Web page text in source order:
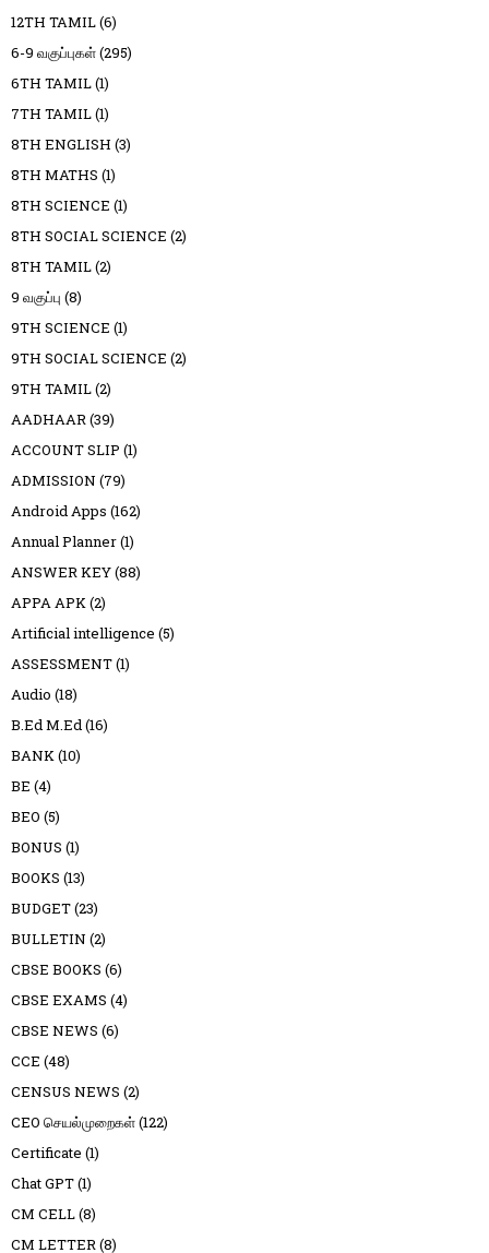
12TH TAMIL(6)
6-9 வகுப்புகள்(295)
6TH TAMIL(1)
7TH TAMIL(1)
8TH ENGLISH (3)
8TH MATHS (1)
8TH SCIENCE (1)
8TH SOCIAL SCIENCE (2)
8TH TAMIL(2)
9 வகுப்பு (8)
9TH SCIENCE (1)
9TH SOCIAL SCIENCE (2)
9TH TAMIL(2)
AADHAAR(39)
ACCOUNT SLIP (1)
ADMISSION (79)
Android Apps (162)
Annual Planner(1)
ANSWER KEY(88)
APPA APK(2)
Artificial intelligence (5)
ASSESSMENT(1)
Audio (18)
B.Ed M.Ed(16)
BANK(10)
BE (4)
BEO (5)
BONUS (1)
BOOKS (13)
BUDGET(23)
BULLETIN (2)
CBSE BOOKS (6)
CBSE EXAMS (4)
CBSE NEWS (6)
CCE (48)
CENSUS NEWS (2)
CEO செயல்முறைகள்(122)
Certificate (1)
Chat GPT(1)
CM CELL(8)
CM LETTER(8)